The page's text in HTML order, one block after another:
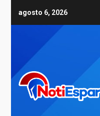
agosto 6, 2026